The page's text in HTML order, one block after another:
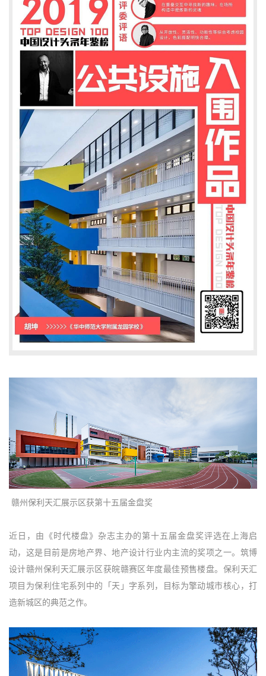
赣州保利天汇展示区获第十五届金盘奖
近日，由《时代楼盘》杂志主办的第十五届金盘奖评选在上海启
动，这是目前是房地产界、地产设计行业内主流的奖项之一。筑博
设计赣州保利天汇展示区获皖赣赛区年度最佳预售楼盘。保利天汇
项目为保利住宅系列中的「天」字系列，目标为擎动城市核心，打
造新城区的典范之作。